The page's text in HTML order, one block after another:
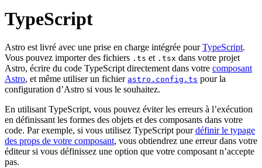
TypeScript
Astro est livré avec une prise en charge intégrée pourTypeScript.
Vous pouvez importer des fichiers .ts et .tsx dans votre projet
Astro, écrire du code TypeScript directement dans votre composant
Astro, et même utiliser un fichier astro.config.ts pour la
configuration d’Astro si vous le souhaitez.
En utilisant TypeScript, vous pouvez éviter les erreurs à l’exécution
en définissant les formes des objets et des composants dans votre
code. Par exemple, si vous utilisez TypeScript pourdéfinir le typage
des props de votre composant, vous obtiendrez une erreur dans votre
éditeur si vous définissez une option que votre composant n’accepte
pas.